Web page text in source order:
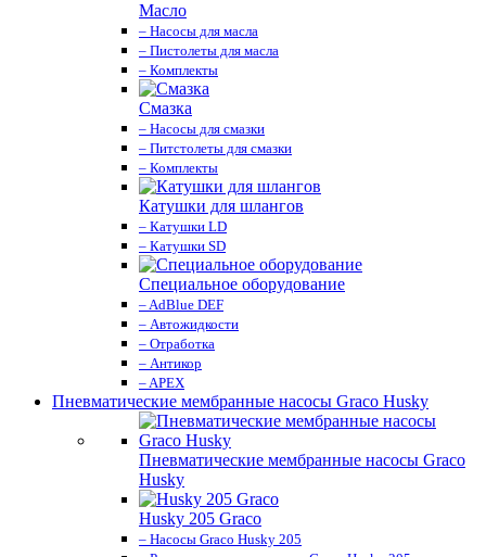
Масло
– Насосы для масла
– Пистолеты для масла
– Комплекты
Смазка
– Насосы для смазки
– Питстолеты для смазки
– Комплекты
Катушки для шлангов
– Катушки LD
– Катушки SD
Специальное оборудование
– AdBlue DEF
– Автожидкости
– Отработка
– Антикор
– APEX
Пневматические мембранные насосы Graco Husky
Пневматические мембранные насосы Graco
Husky
Husky 205 Graco
– Насосы Graco Husky 205